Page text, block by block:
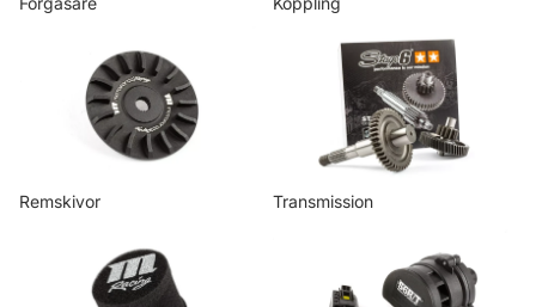
Remskivor
Transmission
Transmission